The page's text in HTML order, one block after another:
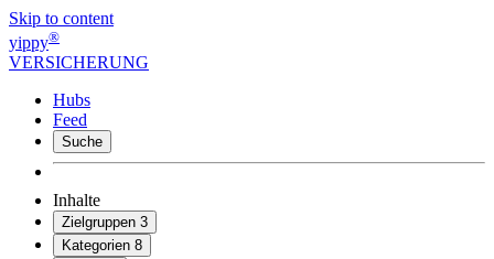
Skip to content
yippy®
VERSICHERUNG
Hubs
Feed
Suche
Inhalte
Zielgruppen 3
Kategorien 8